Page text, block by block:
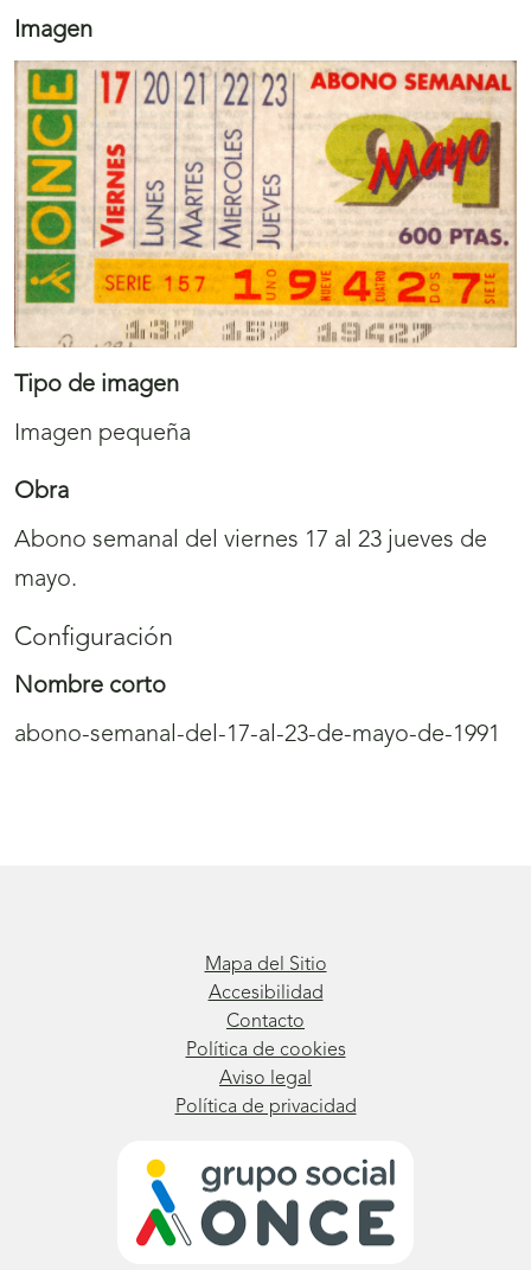
Imagen
Tipo de imagen
Imagen pequeña
Obra
Abono semanal del viernes 17 al 23 jueves de
mayo.
Configuración
Nombre corto
abono-semanal-del-17-al-23-de-mayo-de-1991
Mapa del Sitio
Accesibilidad
Contacto
Política de cookies
Aviso legal
Política de privacidad